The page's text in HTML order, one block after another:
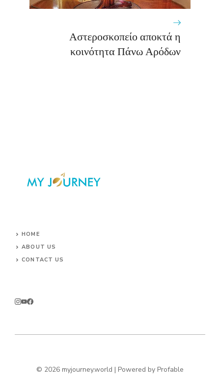
Αστεροσκοπείο αποκτά η
κοινότητα Πάνω Αρόδων
HOME
ABOUT US
CONTACT US
© 2026 myjourney.world | Powered by Profable